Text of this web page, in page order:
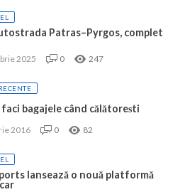
Patras–Pyrgos, complet
2025 0 247
faci bagajele când călătorești
2016 0 82
lansează o nouă platformă